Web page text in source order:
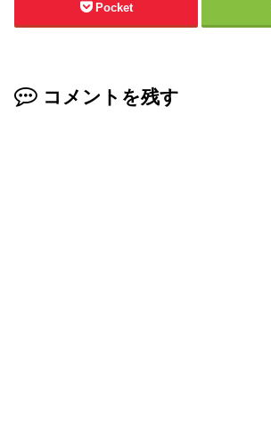
Pocket
コメントを残す